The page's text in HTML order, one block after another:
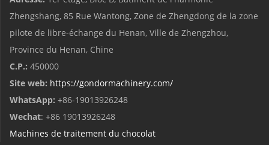
Zhengshang, 85 Rue Wantong, Zone de Zhengdong de la zone
pilote de libre-échange du Henan, Ville de Zhengzhou,
Province du Henan, Chine
C.P.: 450000
Site web: https://gondormachinery.com/
WhatsApp: +86-19013926248
Wechat: +86 19013926248
Machines de traitement du chocolat